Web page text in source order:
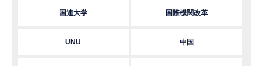
国連大学 国際機関改革
UNU 中国